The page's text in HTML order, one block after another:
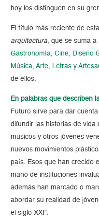
hoy los distinguen en su
El título más reciente de
arquitectura, que se suma a
Gastronomía, Cine, Diseño
Música, Arte, Letras y
de ellos.
En palabras que describen
Futuro sirve para dar
difundir las historias de vida
músicos y otros jóvenes
nuevos movimientos
país. Esos que han crecido
mano de instituciones
además han marcado o
abordar su realidad de
el siglo XXI”.